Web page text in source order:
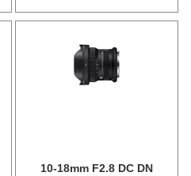
10-18mm F2.8 DC DN